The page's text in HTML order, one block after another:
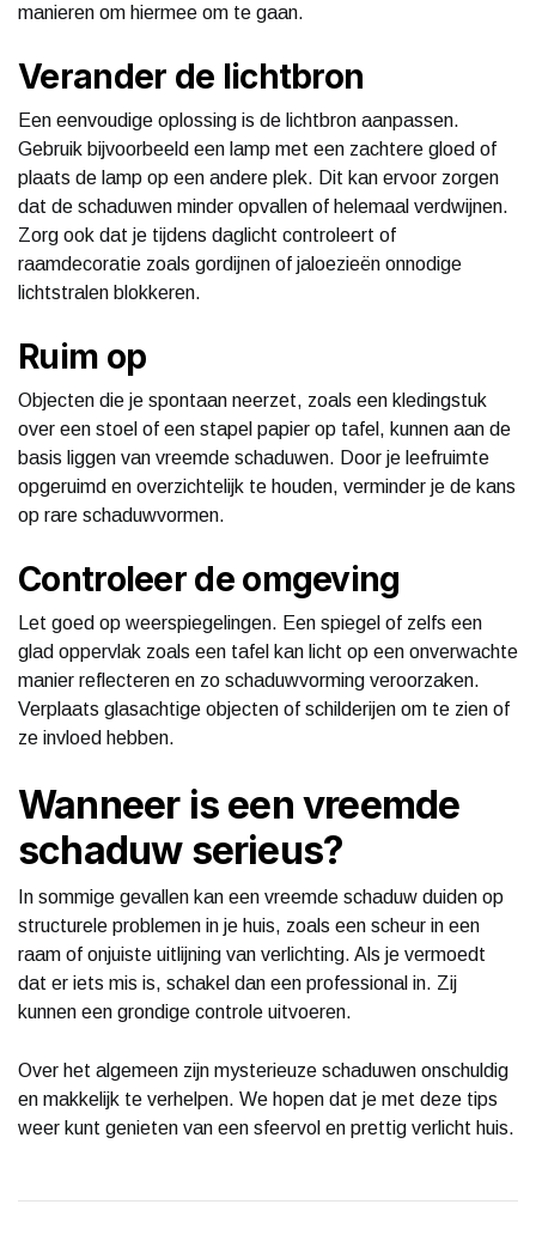
manieren om hiermee om te gaan.
Verander de lichtbron
Een eenvoudige oplossing is de lichtbron aanpassen.
Gebruik bijvoorbeeld een lamp met een zachtere gloed of
plaats de lamp op een andere plek. Dit kan ervoor zorgen
dat de schaduwen minder opvallen of helemaal verdwijnen.
Zorg ook dat je tijdens daglicht controleert of
raamdecoratie zoals gordijnen of jaloezieën onnodige
lichtstralen blokkeren.
Ruim op
Objecten die je spontaan neerzet, zoals een kledingstuk
over een stoel of een stapel papier op tafel, kunnen aan de
basis liggen van vreemde schaduwen. Door je leefruimte
opgeruimd en overzichtelijk te houden, verminder je de kans
op rare schaduwvormen.
Controleer de omgeving
Let goed op weerspiegelingen. Een spiegel of zelfs een
glad oppervlak zoals een tafel kan licht op een onverwachte
manier reflecteren en zo schaduwvorming veroorzaken.
Verplaats glasachtige objecten of schilderijen om te zien of
ze invloed hebben.
Wanneer is een vreemde
schaduw serieus?
In sommige gevallen kan een vreemde schaduw duiden op
structurele problemen in je huis, zoals een scheur in een
raam of onjuiste uitlijning van verlichting. Als je vermoedt
dat er iets mis is, schakel dan een professional in. Zij
kunnen een grondige controle uitvoeren.
Over het algemeen zijn mysterieuze schaduwen onschuldig
en makkelijk te verhelpen. We hopen dat je met deze tips
weer kunt genieten van een sfeervol en prettig verlicht huis.